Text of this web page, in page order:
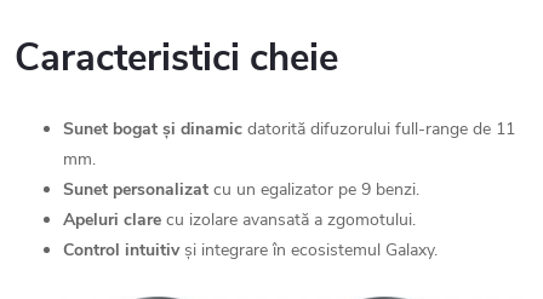
Caracteristici cheie
Sunet bogat și dinamic datorită difuzorului full-range de 11
mm.
Sunet personalizat cu un egalizator pe 9 benzi.
Apeluri clare cu izolare avansată a zgomotului.
Control intuitiv și integrare în ecosistemul Galaxy.